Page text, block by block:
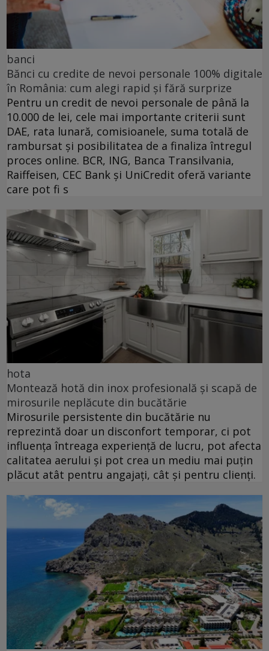
banci
Bănci cu credite de nevoi personale 100% digitale
în România: cum alegi rapid și fără surprize
Pentru un credit de nevoi personale de până la
10.000 de lei, cele mai importante criterii sunt
DAE, rata lunară, comisioanele, suma totală de
rambursat și posibilitatea de a finaliza întregul
proces online. BCR, ING, Banca Transilvania,
Raiffeisen, CEC Bank și UniCredit oferă variante
care pot fi s
hota
Montează hotă din inox profesională și scapă de
mirosurile neplăcute din bucătărie
Mirosurile persistente din bucătărie nu
reprezintă doar un disconfort temporar, ci pot
influența întreaga experiență de lucru, pot afecta
calitatea aerului și pot crea un mediu mai puțin
plăcut atât pentru angajați, cât și pentru clienți.